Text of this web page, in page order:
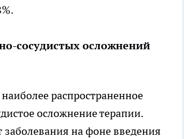
сосудистых осложнений
распространенное
осложнение терапии.
заболевания на фоне введения